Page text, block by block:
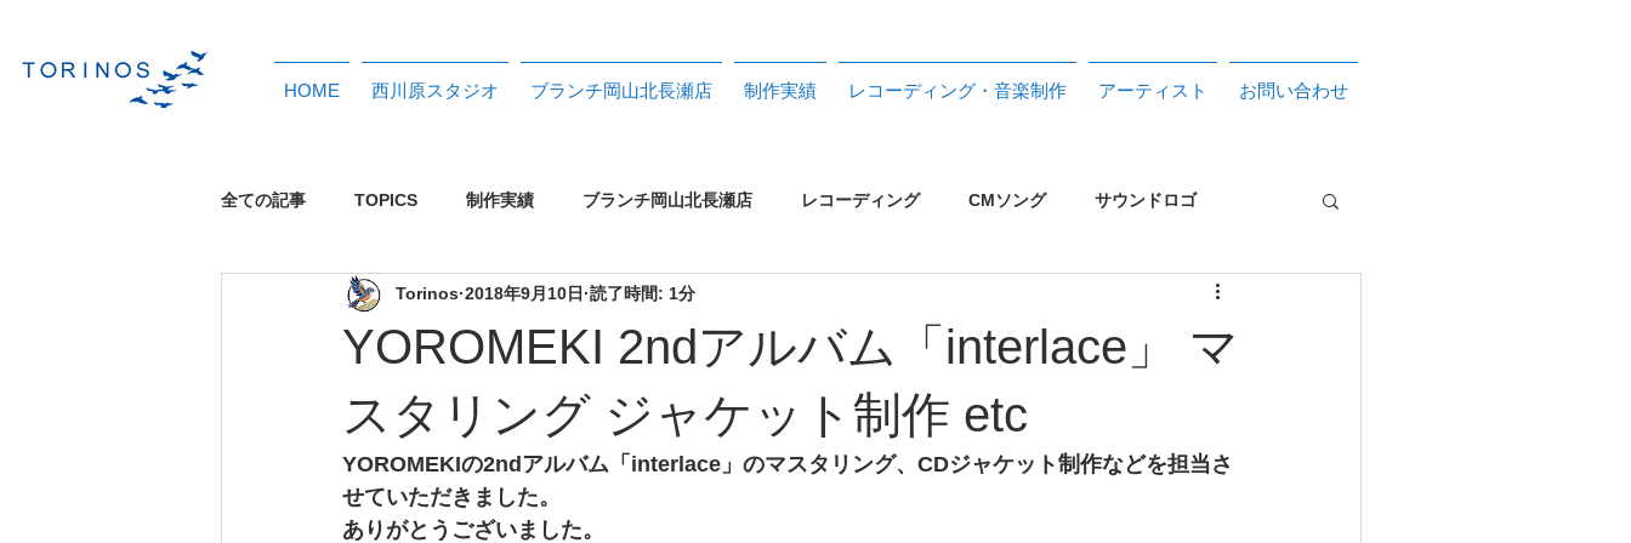
HOME 西川原スタジオ ブランチ岡山北長瀬店 制作実績 レコーディング・音楽制作 アーティスト お問い合わせ
全ての記事 TOPICS 制作実績 ブランチ岡山北長瀬店 レコーディング CMソング サウンドロゴ
イメージソング CDジャケット
配信中タイトル PA 配信ライブ トリノス制作実績 2023>26
YOROMEKI 2ndアルバム「interlace」 マ
スタリング ジャケット制作 etc
Torinos 2018年9月10日 読了時間: 1分
YOROMEKIの2ndアルバム「interlace」のマスタリング、CDジャケット制作などを担当さ
せていただきました。
ありがとうございました。